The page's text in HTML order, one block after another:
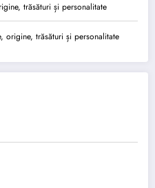
trăsături și personalitate
origine, trăsături și personalitate